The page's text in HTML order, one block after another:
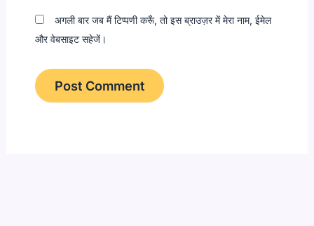
अगली बार जब मैं टिप्पणी करूँ, तो इस ब्राउज़र में मेरा नाम, ईमेल
और वेबसाइट सहेजें।